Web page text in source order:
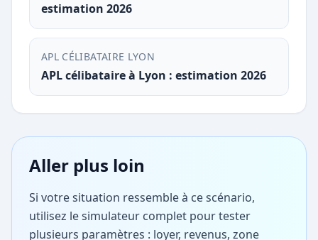
estimation 2026
APL CÉLIBATAIRE LYON
APL célibataire à Lyon : estimation 2026
Aller plus loin
Si votre situation ressemble à ce scénario,
utilisez le simulateur complet pour tester
plusieurs paramètres : loyer, revenus, zone